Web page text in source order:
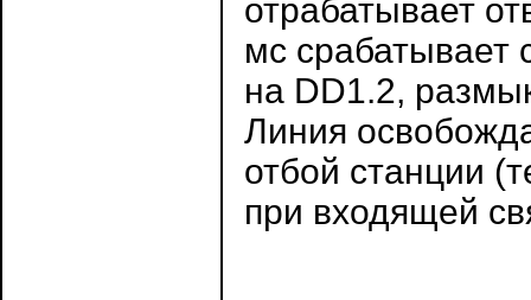
отрабатывает
мс срабатывает
на DD1.2,
Линия
отбой станции
при входящей